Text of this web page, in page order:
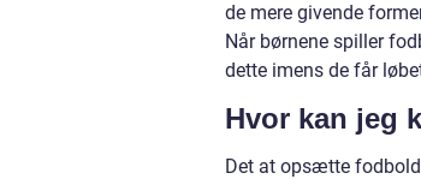
de mere givende
Når børnene spiller
dette imens de får
Hvor kan jeg
Det at opsætte